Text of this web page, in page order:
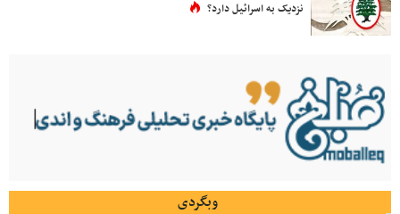
نزدیک به اسرائیل دارد؟
وبگردی